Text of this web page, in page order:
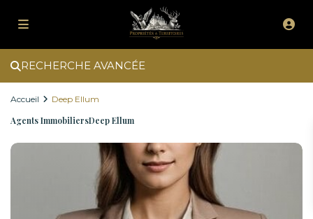
RECHERCHE AVANCÉE
Accueil Deep Ellum
Agents ImmobiliersDeep Ellum